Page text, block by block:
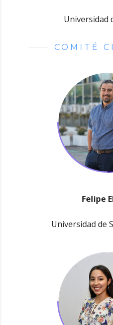
Universidad
COMITÉ
Felipe
Universidad de